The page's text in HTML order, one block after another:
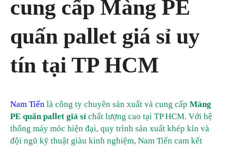
cung cấp Màng PE
quấn pallet giá sỉ uy
tín tại TP HCM
Nam Tiến là công ty chuyên sản xuất và cung cấp Màng
PE quấn pallet giá sỉ chất lượng cao tại TP HCM. Với hệ
thống máy móc hiện đại, quy trình sản xuất khép kín và
đội ngũ kỹ thuật giàu kinh nghiệm, Nam Tiến cam kết